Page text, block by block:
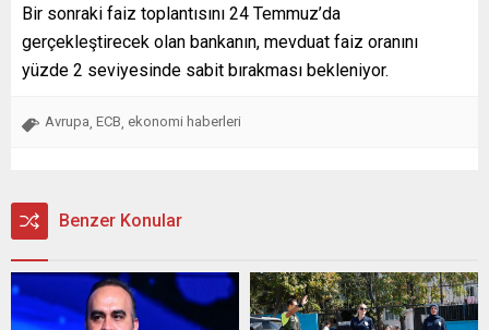
Bir sonraki faiz toplantısını 24 Temmuz’da
gerçekleştirecek olan bankanın, mevduat faiz oranını
yüzde 2 seviyesinde sabit bırakması bekleniyor.
Avrupa ECB ekonomi haberleri
Benzer Konular